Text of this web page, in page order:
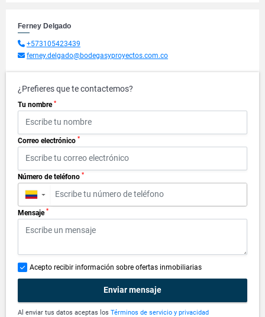
Ferney Delgado
+573105423439
ferney.delgado@bodegasyproyectos.com.co
¿Prefieres que te contactemos?
Tu nombre *
Correo electrónico *
Número de teléfono *
▼
Mensaje *
Acepto recibir información sobre ofertas inmobiliarias
Enviar mensaje
Al enviar tus datos aceptas los Términos de servicio y privacidad